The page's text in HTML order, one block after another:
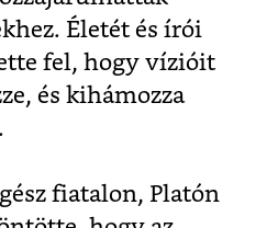
Életét és írói
fel, hogy vízióit
és kihámozza
fiatalon, Platón